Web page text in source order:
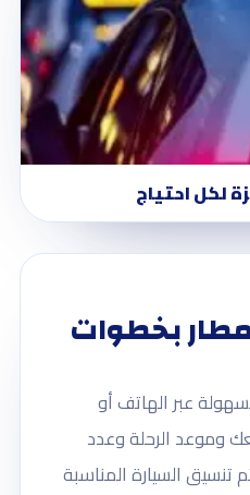
لكل احتياج
بخطوات
عبر الهاتف أو
وموعد الرحلة وعدد
تنسيق السيارة المناسبة